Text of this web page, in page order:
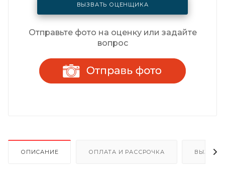
ВЫЗВАТЬ ОЦЕНЩИКА
Отправьте фото на оценку или задайте
вопрос
ОПИСАНИЕ ОПЛАТА И РАССРОЧКА ВЫЗОВ